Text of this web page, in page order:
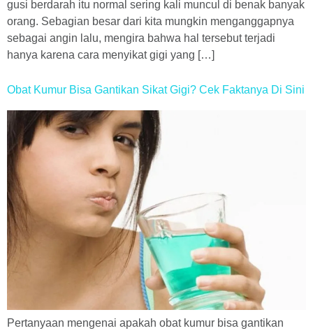
gusi berdarah itu normal sering kali muncul di benak banyak
orang. Sebagian besar dari kita mungkin menganggapnya
sebagai angin lalu, mengira bahwa hal tersebut terjadi
hanya karena cara menyikat gigi yang […]
Obat Kumur Bisa Gantikan Sikat Gigi? Cek Faktanya Di Sini
Pertanyaan mengenai apakah obat kumur bisa gantikan